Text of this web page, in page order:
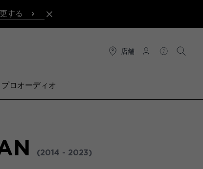
する
店舗
接続 ヘルプ検索
プロオーディオ
(2014 - 2023)